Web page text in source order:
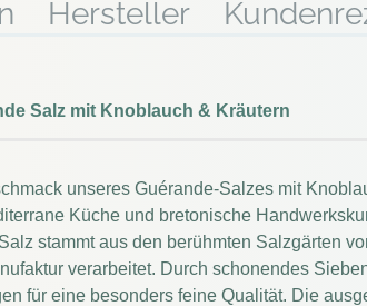
Hersteller
Salz mit Knoblauch & Kräutern
unseres Guérande-Salzes mit
Küche und bretonische
stammt aus den berühmten Salzgärten
verarbeitet. Durch schonendes
für eine besonders feine Qualität. Die